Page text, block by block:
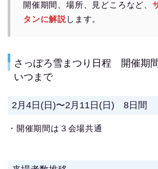
開催期間、場所、見どころなど、
タンに解説します。
さっぽろ雪まつり日程 開催期
いつまで
2月4日(日)〜2月11日(日) 8日間
・開催期間は３会場共通